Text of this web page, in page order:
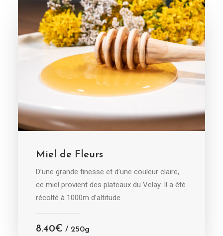
Miel de Fleurs
D’une grande finesse et d’une couleur claire,
ce miel provient des plateaux du Velay. Il a été
récolté à 1000m d’altitude.
8.40€ / 250g